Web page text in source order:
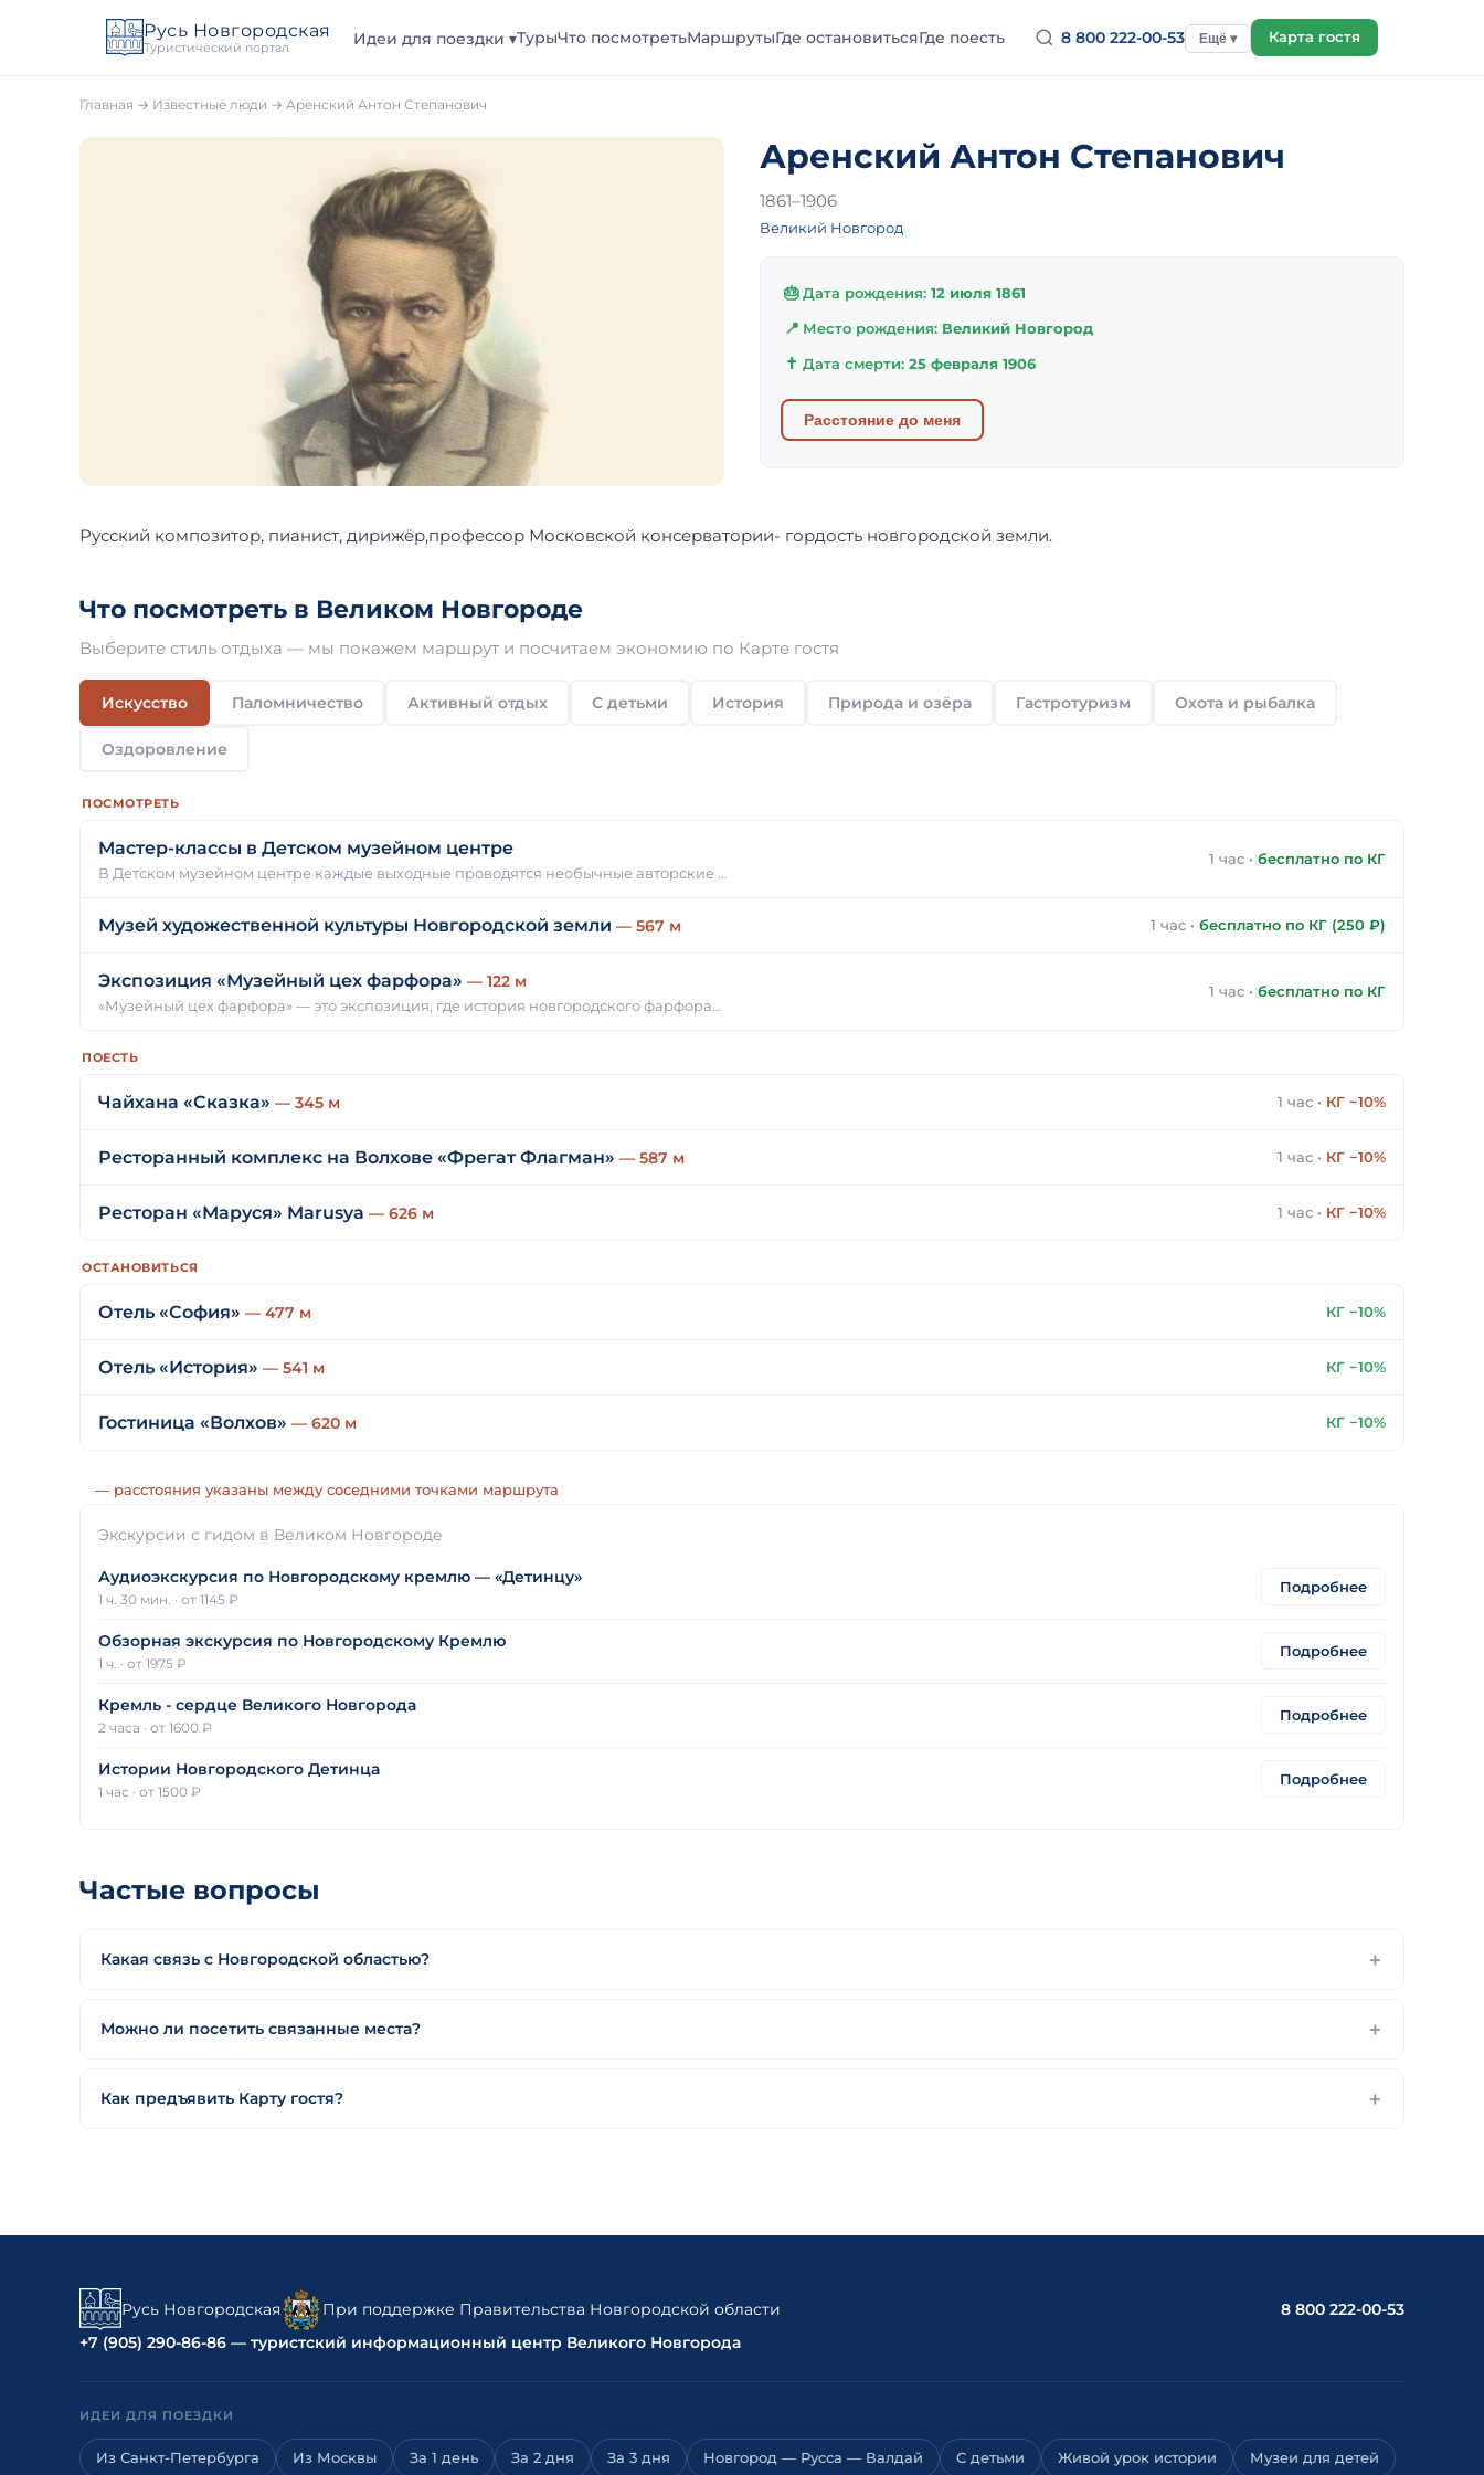
Русь Новгородская
Туристический портал
Идеи для поездки ▾ТурыЧто посмотретьМаршрутыГде остановитьсяГде поесть 8 800 222-00-53 Ещё ▾ Карта гостя
Главная → Известные люди → Аренский Антон Степанович
Аренский Антон Степанович
1861–1906
Великий Новгород
🎂Дата рождения: 12 июля 1861
📍 Место рождения: Великий Новгород
✝ Дата смерти: 25 февраля 1906
Расстояние до меня
Русский композитор, пианист, дирижёр,профессор Московской консерватории- гордость новгородской земли.
Что посмотреть в Великом Новгороде
Выберите стиль отдыха — мы покажем маршрут и посчитаем экономию по Карте гостя
Искусство Паломничество Активный отдых С детьми История Природа и озёра Гастротуризм Охота и рыбалка
Оздоровление
ПОСМОТРЕТЬ
Мастер-классы в Детском музейном центре
В Детском музейном центре каждые выходные проводятся необычные авторские …
1 час · бесплатно по КГ
Музей художественной культуры Новгородской земли — 567 м 1 час · бесплатно по КГ (250 ₽)
Экспозиция «Музейный цех фарфора» — 122 м
«Музейный цех фарфора» — это экспозиция, где история новгородского фарфора…
1 час · бесплатно по КГ
ПОЕСТЬ
Чайхана «Сказка» — 345 м 1 час · КГ −10%
Ресторанный комплекс на Волхове «Фрегат Флагман» — 587 м 1 час · КГ −10%
Ресторан «Маруся» Marusya — 626 м 1 час · КГ −10%
ОСТАНОВИТЬСЯ
Отель «София» — 477 м КГ −10%
Отель «История» — 541 м КГ −10%
Гостиница «Волхов» — 620 м КГ −10%
— расстояния указаны между соседними точками маршрута
Экскурсии с гидом в Великом Новгороде
Аудиоэкскурсия по Новгородскому кремлю — «Детинцу»
1 ч. 30 мин. · от 1145 ₽
Подробнее
Обзорная экскурсия по Новгородскому Кремлю
1 ч. · от 1975 ₽
Подробнее
Кремль - сердце Великого Новгорода
2 часа · от 1600 ₽
Подробнее
Истории Новгородского Детинца
1 час · от 1500 ₽
Подробнее
Частые вопросы
Какая связь с Новгородской областью?
Можно ли посетить связанные места?
Как предъявить Карту гостя?
Русь Новгородская При поддержке Правительства Новгородской области
8 800 222-00-53
+7 (905) 290-86-86 — туристский информационный центр Великого Новгорода
ИДЕИ ДЛЯ ПОЕЗДКИ
Из Санкт-Петербурга Из Москвы За 1 день За 2 дня За 3 дня Новгород — Русса — Валдай С детьми Живой урок истории Музеи для детей